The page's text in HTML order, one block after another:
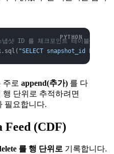
샷 ID 를 체크포인트 테이블에 기
"SELECT snapshot_id FROM
주로 append(추가) 를 다
행 단위로 추적하려면
필요합니다.
Feed (CDF)
를 행 단위로 기록합니다.